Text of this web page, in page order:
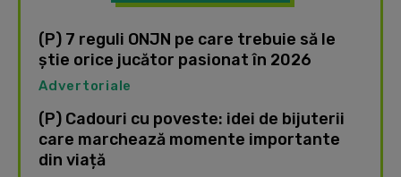
(P) 7 reguli ONJN pe care trebuie să le
știe orice jucător pasionat în 2026
Advertoriale
(P) Cadouri cu poveste: idei de bijuterii
care marchează momente importante
din viață